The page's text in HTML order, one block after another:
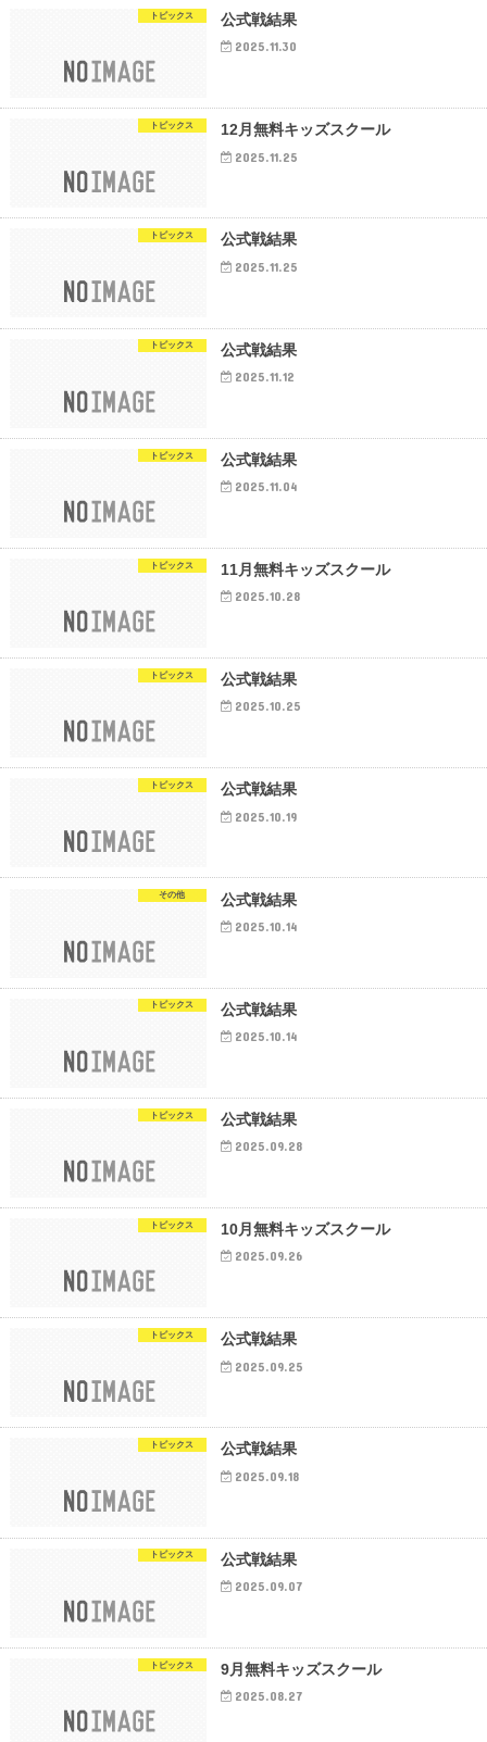
トピックス 公式戦結果
2025.11.30
トピックス 12月無料キッズスクール
2025.11.25
トピックス 公式戦結果
2025.11.25
トピックス 公式戦結果
2025.11.12
トピックス 公式戦結果
2025.11.04
トピックス 11月無料キッズスクール
2025.10.28
トピックス 公式戦結果
2025.10.25
トピックス 公式戦結果
2025.10.19
その他 公式戦結果
2025.10.14
トピックス 公式戦結果
2025.10.14
トピックス 公式戦結果
2025.09.28
トピックス 10月無料キッズスクール
2025.09.26
トピックス 公式戦結果
2025.09.25
トピックス 公式戦結果
2025.09.18
トピックス 公式戦結果
2025.09.07
トピックス 9月無料キッズスクール
2025.08.27